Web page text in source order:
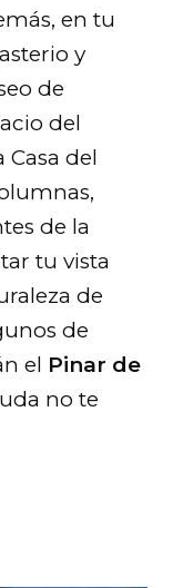
en tu
y
de
del
del
de la
tu vista
de
de
el Pinar de
no te